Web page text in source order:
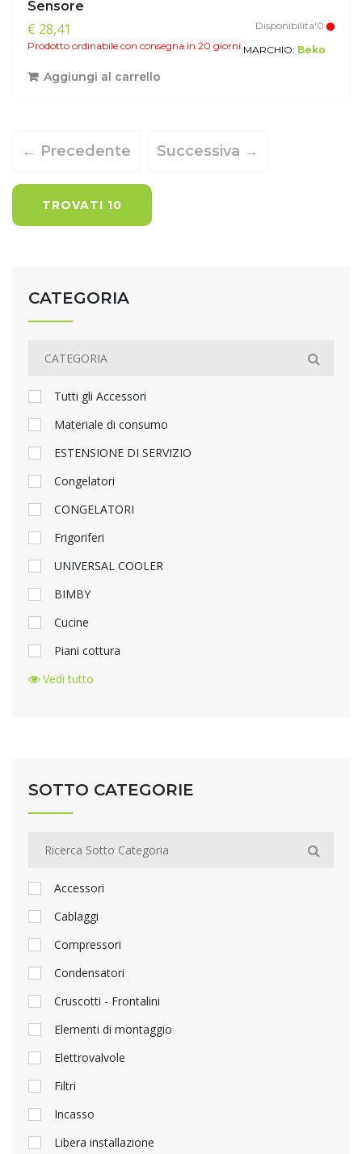
Sensore
€ 28,41
Disponibilita'0
Prodotto ordinabile con consegna in 20 giorni.MARCHIO: Beko
Aggiungi al carrello
← Precedente Successiva →
TROVATI 10
CATEGORIA
Tutti gli Accessori
Materiale di consumo
ESTENSIONE DI SERVIZIO
Congelatori
CONGELATORI
Frigoriferi
UNIVERSAL COOLER
BIMBY
Cucine
Piani cottura
Vedi tutto
SOTTO CATEGORIE
Accessori
Cablaggi
Compressori
Condensatori
Cruscotti - Frontalini
Elementi di montaggio
Elettrovalvole
Filtri
Incasso
Libera installazione